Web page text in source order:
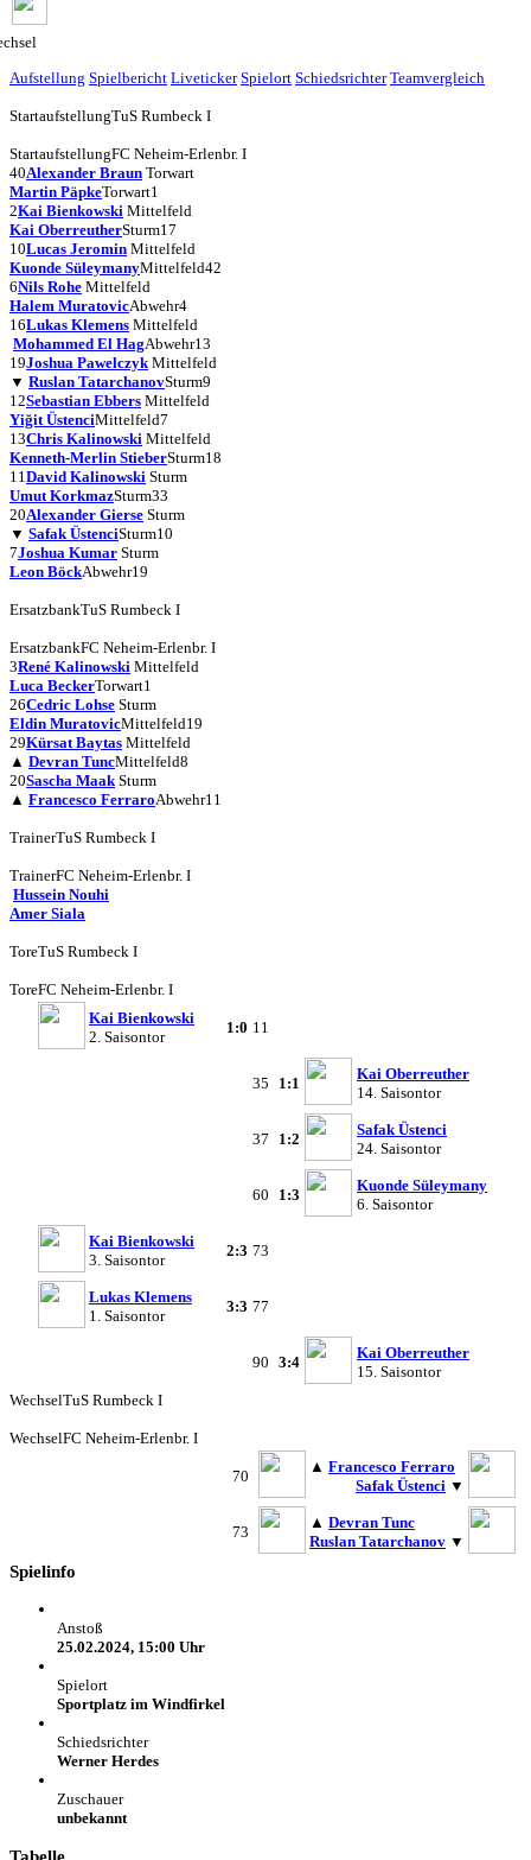
Aufstellung Spielbericht Liveticker Spielort Schiedsrichter Teamvergleich
StartaufstellungTuS Rumbeck I
StartaufstellungFC Neheim-Erlenbr. I
40Alexander Braun Torwart
Martin PäpkeTorwart1
2Kai Bienkowski Mittelfeld
Kai OberreutherSturm17
10Lucas Jeromin Mittelfeld
Kuonde SüleymanyMittelfeld42
6Nils Rohe Mittelfeld
Halem MuratovicAbwehr4
16Lukas Klemens Mittelfeld
Mohammed El HagAbwehr13
19Joshua Pawelczyk Mittelfeld
▼ Ruslan TatarchanovSturm9
12Sebastian Ebbers Mittelfeld
Yiğit ÜstenciMittelfeld7
13Chris Kalinowski Mittelfeld
Kenneth-Merlin StieberSturm18
11David Kalinowski Sturm
Umut KorkmazSturm33
20Alexander Gierse Sturm
▼ Safak ÜstenciSturm10
7Joshua Kumar Sturm
Leon BöckAbwehr19
ErsatzbankTuS Rumbeck I
ErsatzbankFC Neheim-Erlenbr. I
3René Kalinowski Mittelfeld
Luca BeckerTorwart1
26Cedric Lohse Sturm
Eldin MuratovicMittelfeld19
29Kürsat Baytas Mittelfeld
▲ Devran TuncMittelfeld8
20Sascha Maak Sturm
▲ Francesco FerraroAbwehr11
TrainerTuS Rumbeck I
TrainerFC Neheim-Erlenbr. I
Hussein Nouhi
Amer Siala
ToreTuS Rumbeck I
ToreFC Neheim-Erlenbr. I
Kai Bienkowski
2. Saisontor
1:0 11
35 1:1
Kai Oberreuther
14. Saisontor
37 1:2
Safak Üstenci
24. Saisontor
60 1:3
Kuonde Süleymany
6. Saisontor
Kai Bienkowski
3. Saisontor
2:3 73
Lukas Klemens
1. Saisontor
3:3 77
90 3:4
Kai Oberreuther
15. Saisontor
WechselTuS Rumbeck I
WechselFC Neheim-Erlenbr. I
70
▲ Francesco Ferraro
Safak Üstenci ▼
73
▲ Devran Tunc
Ruslan Tatarchanov ▼
Spielinfo
Anstoß
25.02.2024, 15:00 Uhr
Spielort
Sportplatz im Windfirkel
Schiedsrichter
Werner Herdes
Zuschauer
unbekannt